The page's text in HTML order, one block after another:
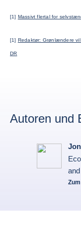
[1] Massivt flertal for
[1] Redaktør: Grønlændere
DR
Autoren und